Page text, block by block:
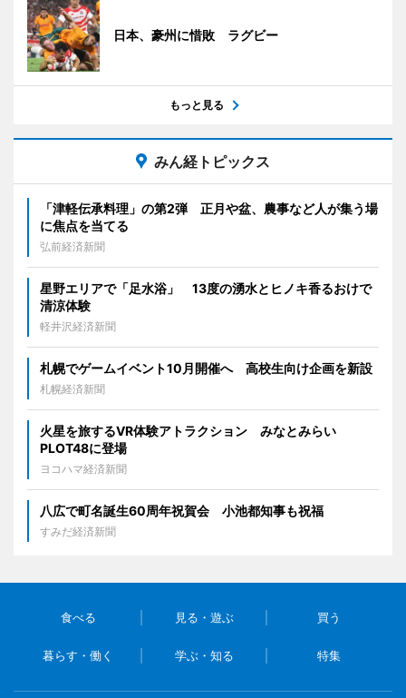
日本、豪州に惜敗 ラグビー
もっと見る
みん経トピックス
「津軽伝承料理」の第2弾 正月や盆、農事など人が集う場
に焦点を当てる
弘前経済新聞
星野エリアで「足水浴」 13度の湧水とヒノキ香るおけで
清涼体験
軽井沢経済新聞
札幌でゲームイベント10月開催へ 高校生向け企画を新設
札幌経済新聞
火星を旅するVR体験アトラクション みなとみらい
PLOT48に登場
ヨコハマ経済新聞
八広で町名誕生60周年祝賀会 小池都知事も祝福
すみだ経済新聞
食べる 見る・遊ぶ 買う
暮らす・働く 学ぶ・知る 特集